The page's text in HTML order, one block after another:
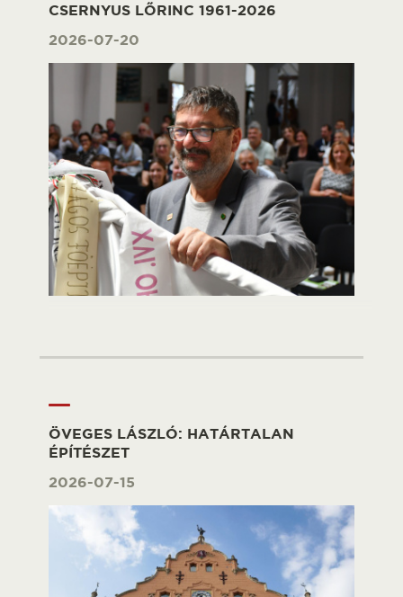
CSERNYUS LŐRINC 1961-2026
2026-07-20
ÖVEGES LÁSZLÓ: HATÁRTALAN
ÉPÍTÉSZET
2026-07-15